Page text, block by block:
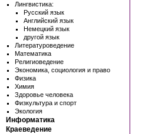
Лингвистика:
Русский язык
Английский язык
Немецкий язык
другой язык
Литературоведение
Математика
Религиоведение
Экономика, социология и право
Физика
Химия
Здоровье человека
Физкультура и спорт
Экология
Информатика
Краеведение